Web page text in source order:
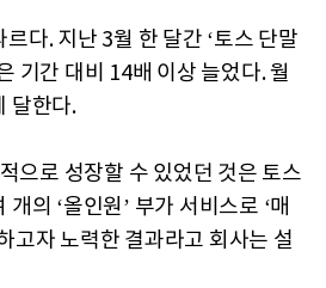
다. 지난 3월 한 달간 ‘토스 단말
기간 대비 14배 이상 늘었다. 월
달한다.
으로 성장할 수 있었던 것은 토스
의 ‘올인원’ 부가 서비스로 ‘매
고자 노력한 결과라고 회사는 설